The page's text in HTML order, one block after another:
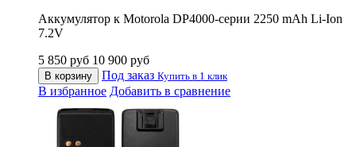
Аккумулятор к Motorola DP4000-серии 2250 mAh Li-Ion
7.2V
5 850 руб 10 900 руб
В корзину Под заказ Купить в 1 клик
В избранное Добавить в сравнение